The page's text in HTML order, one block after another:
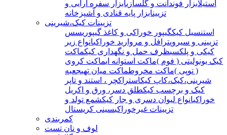
استیلابزار فوندانت و گلسازیابزار سفره آرایی و
تزیینابزار پایه قنادی و آشپزخانه
تزیینات کیک،شیرینی
استنسیل کیکگیپور خوراکی و کاغذ گیپوریسس
تزیینی و سیروپترافل و مروارید خوراکیانواع زیر
کیکی و پلکسیظرف حمل و نگهداری کیکماکت
کیک یونولیتی ( فوم )ماکت استوانه ایماکت کروی
( توپی )ماکت مخروطماکت میان تهیجعبه
شیرینی،کیک،کاپ کیکاستراکچر ، استند و تاپر
کیک و برچسب کیکطلق دسر، ورق و اکریل
خوراکیانواع لیوان دسری و جار کیکشمع تولد و
تزیینات غیرخوراکیسینی کریستال
کمربندی
لوف و نان تست